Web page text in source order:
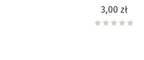
Cena
3,00 zł